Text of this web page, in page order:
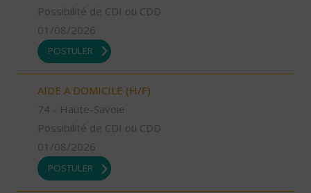
Possibilité de CDI ou CDD
01/08/2026
POSTULER
AIDE A DOMICILE (H/F)
74 - Haute-Savoie
Possibilité de CDI ou CDD
01/08/2026
POSTULER